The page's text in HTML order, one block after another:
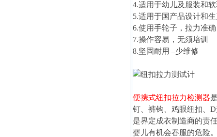
4.适用于幼儿及服装和
5.适用于国产品设计和
6.使用手轮子，拉力准
7.操作容易，无须培训
8.坚固耐用 –少维修
便携式纽扣拉力检测器
钉、裤钩、鸡眼纽扣、
是界定成衣制造商的责
婴儿有机会吞服的危险